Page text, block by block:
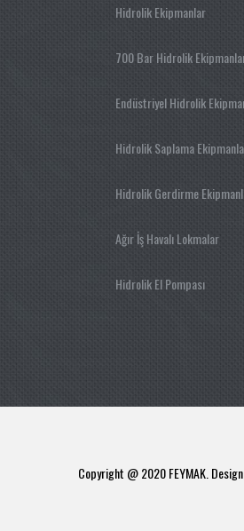
Hidrolik Ekipmanlar
700 Bar Hidrolik
Endüstriyel Hidrolik
Hidrolik Saplama
Hidrolik Gerdirme
Ağır İş Havalı Lokmalar
Hidrolik El Pompası
Copyright @ 2020 FEYMAK. Design